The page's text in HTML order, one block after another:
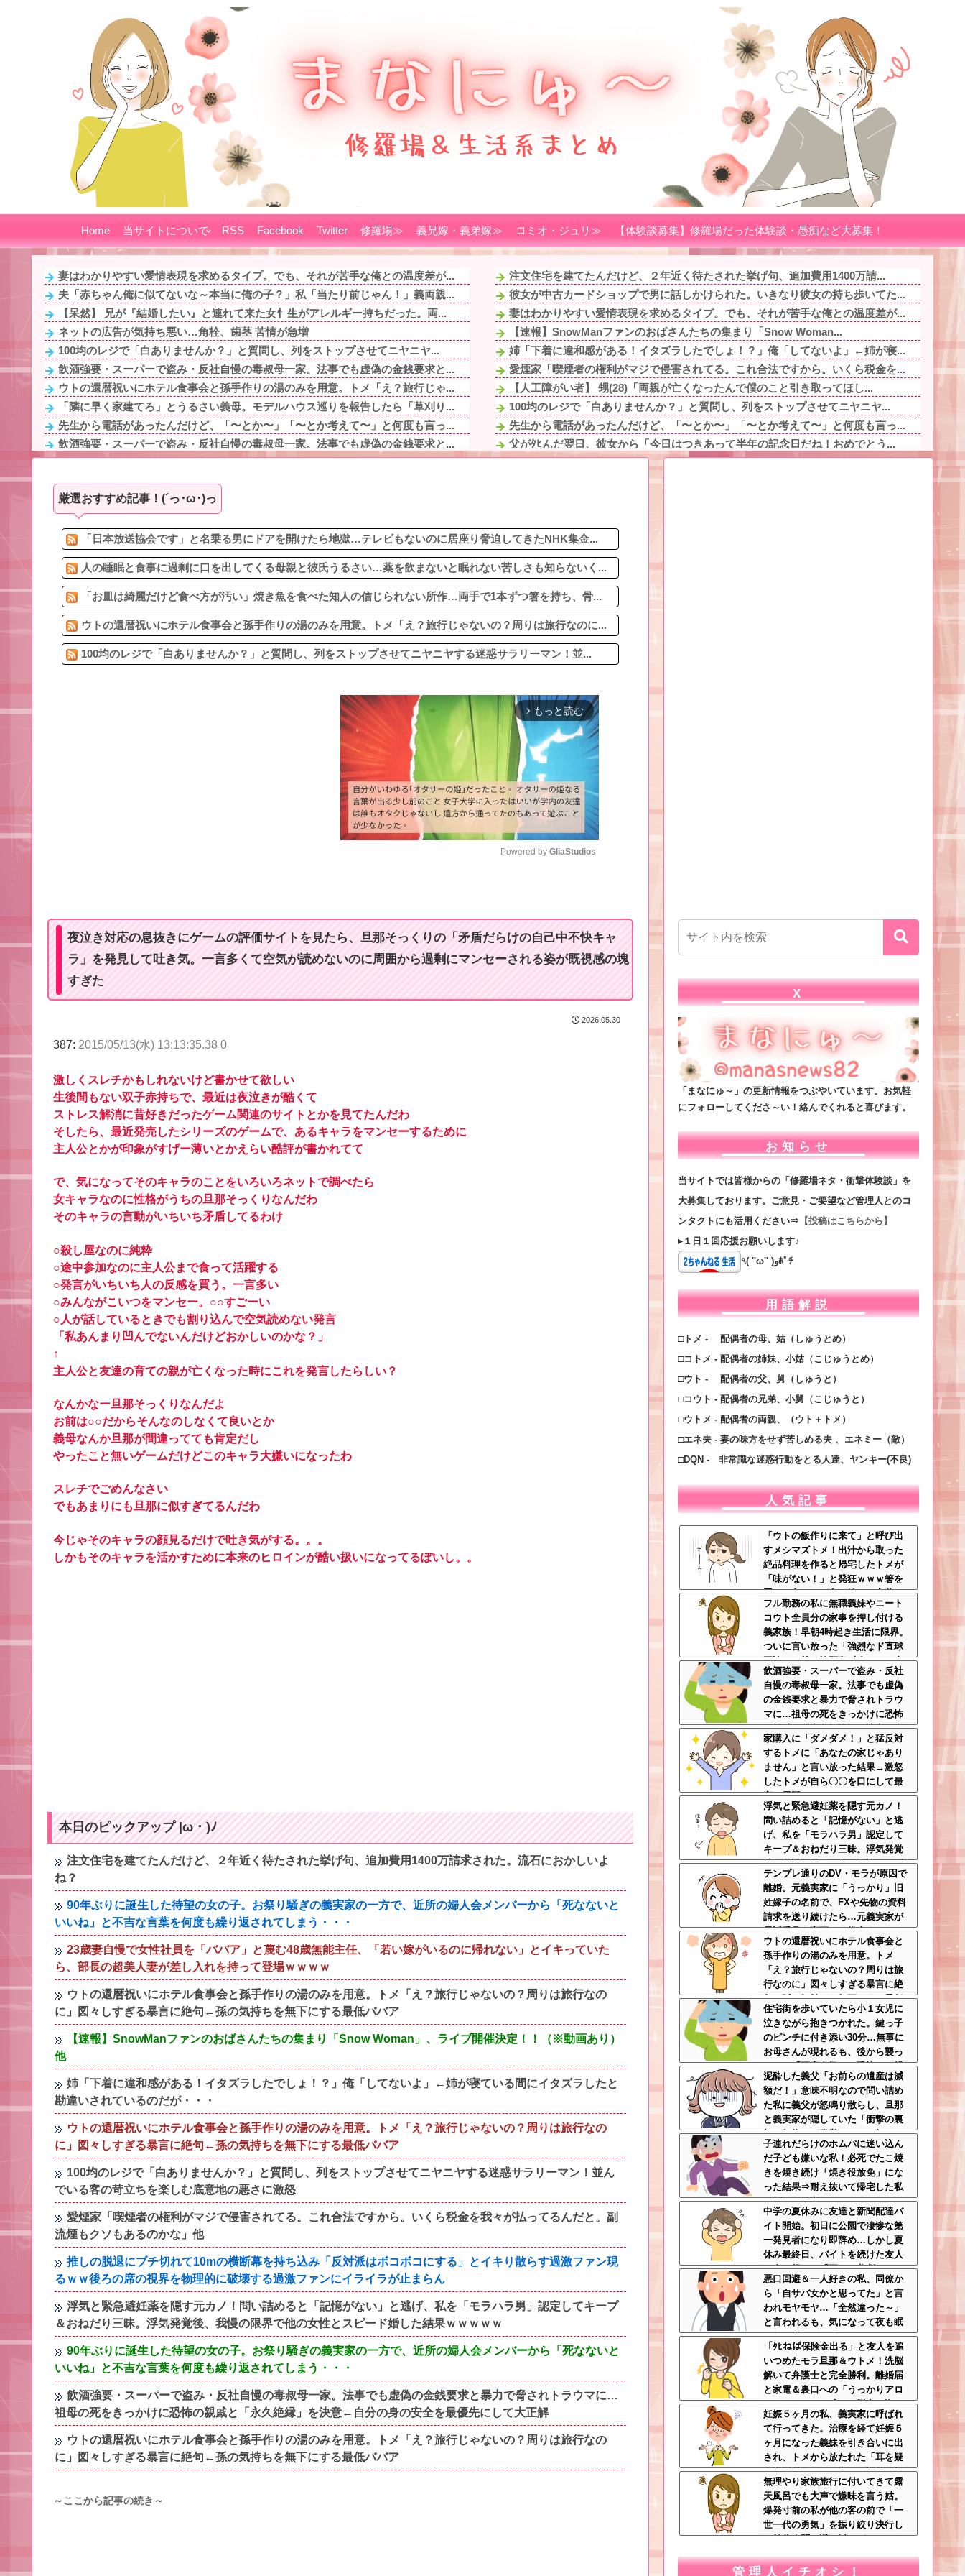
Home 当サイトについて RSS Facebook Twitter 修羅場≫ 義兄嫁・義弟嫁≫ ロミオ・ジュリ≫ 【体験談募集】修羅場だった体験談・愚痴など大募集！
妻はわかりやすい愛情表現を求めるタイプ。でも、それが苦手な俺との温度差が...
夫「赤ちゃん俺に似てないな～本当に俺の子？」私「当たり前じゃん！」義両親...
【呆然】 兄が『結婚したい』と連れて来た女忄生がアレルギー持ちだった。両...
ネットの広告が気持ち悪い…角栓、歯茎 苦情が急増
100均のレジで「白ありませんか？」と質問し、列をストップさせてニヤニヤ...
飲酒強要・スーパーで盗み・反社自慢の毒叔母一家。法事でも虚偽の金銭要求と...
ウトの還暦祝いにホテル食事会と孫手作りの湯のみを用意。トメ「え？旅行じゃ...
「隣に早く家建てろ」とうるさい義母。モデルハウス巡りを報告したら「草刈り...
先生から電話があったんだけど、「〜とか〜」「〜とか考えて〜」と何度も言っ...
飲酒強要・スーパーで盗み・反社自慢の毒叔母一家。法事でも虚偽の金銭要求と...
浮気と緊急避妊薬を隠す元カノ！問い詰めると「記憶がない」と逃げ、私を「モ...
23歳妻自慢で女性社員を「ババア」と蔑む48歳無能主任、「若い嫁がいるの...
23歳妻自慢で女性社員を「ババア」と蔑む48歳無能主任、「若い嫁がいるの...
旅行先で綺麗なガラス工房の灰皿を愛煙家の父のお土産にしたんだけどダイソー...
注文住宅を建てたんだけど、２年近く待たされた挙げ句、追加費用1400万請...
彼女が中古カードショップで男に話しかけられた。いきなり彼女の持ち歩いてた...
妻はわかりやすい愛情表現を求めるタイプ。でも、それが苦手な俺との温度差が...
【速報】SnowManファンのおばさんたちの集まり「Snow Woman...
姉「下着に違和感がある！イタズラしたでしょ！？」俺「してないよ」←姉が寝...
愛煙家「喫煙者の権利がマジで侵害されてる。これ合法ですから。いくら税金を...
【人工障がい者】 甥(28)「両親が亡くなったんで僕のこと引き取ってほし...
100均のレジで「白ありませんか？」と質問し、列をストップさせてニヤニヤ...
先生から電話があったんだけど、「〜とか〜」「〜とか考えて〜」と何度も言っ...
父がﾀﾋんだ翌日、彼女から「今日はつきあって半年の記念日だね！おめでとう...
バイク乗りワイ、バイク降りる事を決意する他
90年ぶりに誕生した待望の女の子。お祭り騒ぎの義実家の一方で、近所の婦人...
厳選おすすめ記事！(´っ･ω･)っ
「日本放送協会です」と名乗る男にドアを開けたら地獄…テレビもないのに居座り脅迫してきたNHK集金...
人の睡眠と食事に過剰に口を出してくる母親と彼氏うるさい…薬を飲まないと眠れない苦しさも知らないく...
「お皿は綺麗だけど食べ方が汚い」焼き魚を食べた知人の信じられない所作…両手で1本ずつ箸を持ち、骨...
ウトの還暦祝いにホテル食事会と孫手作りの湯のみを用意。トメ「え？旅行じゃないの？周りは旅行なのに...
100均のレジで「白ありませんか？」と質問し、列をストップさせてニヤニヤする迷惑サラリーマン！並...
arrow_forward_ios もっと読む
t
e
Powered by GliaStudios
夜泣き対応の息抜きにゲームの評価サイトを見たら、旦那そっくりの「矛盾だらけの自己中不快キャ
ラ」を発見して吐き気。一言多くて空気が読めないのに周囲から過剰にマンセーされる姿が既視感の塊
すぎた
2026.05.30
387: 2015/05/13(水) 13:13:35.38 0
激しくスレチかもしれないけど書かせて欲しい
生後間もない双子赤持ちで、最近は夜泣きが酷くて
ストレス解消に昔好きだったゲーム関連のサイトとかを見てたんだわ
そしたら、最近発売したシリーズのゲームで、あるキャラをマンセーするために
主人公とかが印象がすげー薄いとかえらい酷評が書かれてて
で、気になってそのキャラのことをいろいろネットで調べたら
女キャラなのに性格がうちの旦那そっくりなんだわ
そのキャラの言動がいちいち矛盾してるわけ
○殺し屋なのに純粋
○途中参加なのに主人公まで食って活躍する
○発言がいちいち人の反感を買う。一言多い
○みんながこいつをマンセー。○○すごーい
○人が話しているときでも割り込んで空気読めない発言
「私あんまり凹んでないんだけどおかしいのかな？」
↑
主人公と友達の育ての親が亡くなった時にこれを発言したらしい？
なんかなー旦那そっくりなんだよ
お前は○○だからそんなのしなくて良いとか
義母なんか旦那が間違ってても肯定だし
やったこと無いゲームだけどこのキャラ大嫌いになったわ
スレチでごめんなさい
でもあまりにも旦那に似すぎてるんだわ
今じゃそのキャラの顔見るだけで吐き気がする。。。
しかもそのキャラを活かすために本来のヒロインが酷い扱いになってるぽいし。。
本日のピックアップ |ω・)ﾉ
注文住宅を建てたんだけど、２年近く待たされた挙げ句、追加費用1400万請求された。流石におかしいよ
ね？
90年ぶりに誕生した待望の女の子。お祭り騒ぎの義実家の一方で、近所の婦人会メンバーから「死なないと
いいね」と不吉な言葉を何度も繰り返されてしまう・・・
23歳妻自慢で女性社員を「ババア」と蔑む48歳無能主任、「若い嫁がいるのに帰れない」とイキっていた
ら、部長の超美人妻が差し入れを持って登場ｗｗｗｗ
ウトの還暦祝いにホテル食事会と孫手作りの湯のみを用意。トメ「え？旅行じゃないの？周りは旅行なの
に」図々しすぎる暴言に絶句←孫の気持ちを無下にする最低ババア
【速報】SnowManファンのおばさんたちの集まり「Snow Woman」、ライブ開催決定！！（※動画あり）
他
姉「下着に違和感がある！イタズラしたでしょ！？」俺「してないよ」←姉が寝ている間にイタズラしたと
勘違いされているのだが・・・
ウトの還暦祝いにホテル食事会と孫手作りの湯のみを用意。トメ「え？旅行じゃないの？周りは旅行なの
に」図々しすぎる暴言に絶句←孫の気持ちを無下にする最低ババア
100均のレジで「白ありませんか？」と質問し、列をストップさせてニヤニヤする迷惑サラリーマン！並ん
でいる客の苛立ちを楽しむ底意地の悪さに激怒
愛煙家「喫煙者の権利がマジで侵害されてる。これ合法ですから。いくら税金を我々が払ってるんだと。副
流煙もクソもあるのかな」他
推しの脱退にブチ切れて10mの横断幕を持ち込み「反対派はボコボコにする」とイキり散らす過激ファン現
るｗｗ後ろの席の視界を物理的に破壊する過激ファンにイライラが止まらん
浮気と緊急避妊薬を隠す元カノ！問い詰めると「記憶がない」と逃げ、私を「モラハラ男」認定してキープ
＆おねだり三昧。浮気発覚後、我慢の限界で他の女性とスピード婚した結果ｗｗｗｗｗ
90年ぶりに誕生した待望の女の子。お祭り騒ぎの義実家の一方で、近所の婦人会メンバーから「死なないと
いいね」と不吉な言葉を何度も繰り返されてしまう・・・
飲酒強要・スーパーで盗み・反社自慢の毒叔母一家。法事でも虚偽の金銭要求と暴力で脅されトラウマに…
祖母の死をきっかけに恐怖の親戚と「永久絶縁」を決意←自分の身の安全を最優先にして大正解
ウトの還暦祝いにホテル食事会と孫手作りの湯のみを用意。トメ「え？旅行じゃないの？周りは旅行なの
に」図々しすぎる暴言に絶句←孫の気持ちを無下にする最低ババア
～ここから記事の続き～
X
「まなにゅ～」の更新情報をつぶやいています。お気軽
にフォローしてくださ～い！絡んでくれると喜びます。
お知らせ
当サイトでは皆様からの「修羅場ネタ・衝撃体験談」を
大募集しております。ご意見・ご要望など管理人とのコ
ンタクトにも活用ください⇒ 【投稿はこちらから 】
▸１日１回応援お願いします♪
٩( ''ω'' )وﾎﾟﾁ
用語解説
□トメ - 配偶者の母、姑（しゅうとめ）
□コトメ - 配偶者の姉妹、小姑（こじゅうとめ）
□ウト - 配偶者の父、舅（しゅうと）
□コウト - 配偶者の兄弟、小舅（こじゅうと）
□ウトメ - 配偶者の両親、（ウト＋トメ）
□エネ夫 - 妻の味方をせず苦しめる夫 、エネミー（敵）
□DQN - 非常識な迷惑行動をとる人達、ヤンキー(不良)
人気記事
「ウトの飯作りに来て」と呼び出
すメシマズトメ！出汁から取った
絶品料理を作ると帰宅したトメが
「味がない！」と発狂ｗｗｗ箸を
置いた良ウトが言い放った言葉と
は←良ウトさんの神対応にスカッ
とする
フル勤務の私に無職義妹やニート
コウト全員分の家事を押し付ける
義家族！早朝4時起き生活に限界。
ついに言い放った「強烈なド直球
正論」に義一族阿鼻叫喚ｗｗ←怠
け者どもに正論のナイフをグサリ
飲酒強要・スーパーで盗み・反社
自慢の毒叔母一家。法事でも虚偽
の金銭要求と暴力で脅されトラウ
マに…祖母の死をきっかけに恐怖
の親戚と「永久絶縁」を決意←自
分の身の安全を最優先にして大正
解
家購入に「ダメダメ！」と猛反対
するトメに「あなたの家じゃあり
ません」と言い放った結果→激怒
したトメが自ら〇〇を口にして最
高の展開へｗｗｗｗｗｗ
浮気と緊急避妊薬を隠す元カノ！
問い詰めると「記憶がない」と逃
げ、私を「モラハラ男」認定して
キープ＆おねだり三昧。浮気発覚
後、我慢の限界で他の女性とスピ
ード婚した結果ｗｗｗｗｗ
テンプレ通りのDV・モラが原因で
離婚。元義実家に「うっかり」旧
姓嫁子の名前で、FXや先物の資料
請求を送り続けたら…元義実家が
電話番号を変更し、借金まみれに
なっていた話ｗｗｗｗｗ
ウトの還暦祝いにホテル食事会と
孫手作りの湯のみを用意。トメ
「え？旅行じゃないの？周りは旅
行なのに」図々しすぎる暴言に絶
句←孫の気持ちを無下にする最低
ババア
住宅街を歩いていたら小１女児に
泣きながら抱きつかれた。鍵っ子
のピンチに付き添い30分…無事に
お母さんが現れるも、後から襲っ
てきた「不審者扱いの恐怖」←親
切心が裏目に出るかもしれない世
の中怖すぎる
泥酔した義父「お前らの遺産は減
額だ！」意味不明なので問い詰め
た私に義父が怒鳴り散らし、旦那
と義実家が隠していた「衝撃の裏
切り行為」が発覚ｗｗｗ←知らん
間に200万払われてて草
子連れだらけのホムパに迷い込ん
だ子ども嫌いな私！必死でたこ焼
きを焼き続け「焼き役放免」にな
った結果⇒耐え抜いて帰宅した私
を襲った異変ｗｗｗ←ストレスで3
7.5度の熱が出るのは凄まじい
中学の夏休みに友達と新聞配達バ
イト開始。初日に公園で凄惨な第
一発見者になり即辞め…しかし夏
休み最終日、バイトを続けた友人
の身に起きた「更なる悲劇」←こ
のバイト先、呪われすぎだろ
悪口回避＆一人好きの私、同僚か
ら「自サバ女かと思ってた」と言
われモヤモヤ…「全然違った～」
と言われるも、気になって夜も眠
れない私はどこがサバサバ？←ネ
チネチ気にしてる時点で自サバじ
ゃない
「ﾀﾋねば保険金出る」と友人を追
いつめたモラ旦那＆ウトメ！洗脳
解いて弁護士と完全勝利。離婚届
と家電＆裏口への「うっかりアロ
ンアルファ」を残して脱出←悔し
泣きしながらやることがエグくて
草
妊娠５ヶ月の私、義実家に呼ばれ
て行ってきた。治療を経て妊娠５
ヶ月になった義妹を引き合いに出
され、トメから放たれた「耳を疑
う理不尽すぎる一言」に愕然←妊
娠時期の操作とか超能力者かよ
無理やり家族旅行に付いてきて露
天風呂でも大声で嫌味を言う姑。
爆発寸前の私が他の客の前で「一
世一代の勇気」を振り絞り決行し
た前代未聞の返り討ちがこちら←
管理人イチオシ！